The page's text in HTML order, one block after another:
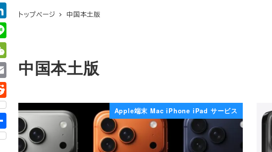
動
トップページ 中国本土版
中国本土版
Apple端末 Mac iPhone iPad サービス